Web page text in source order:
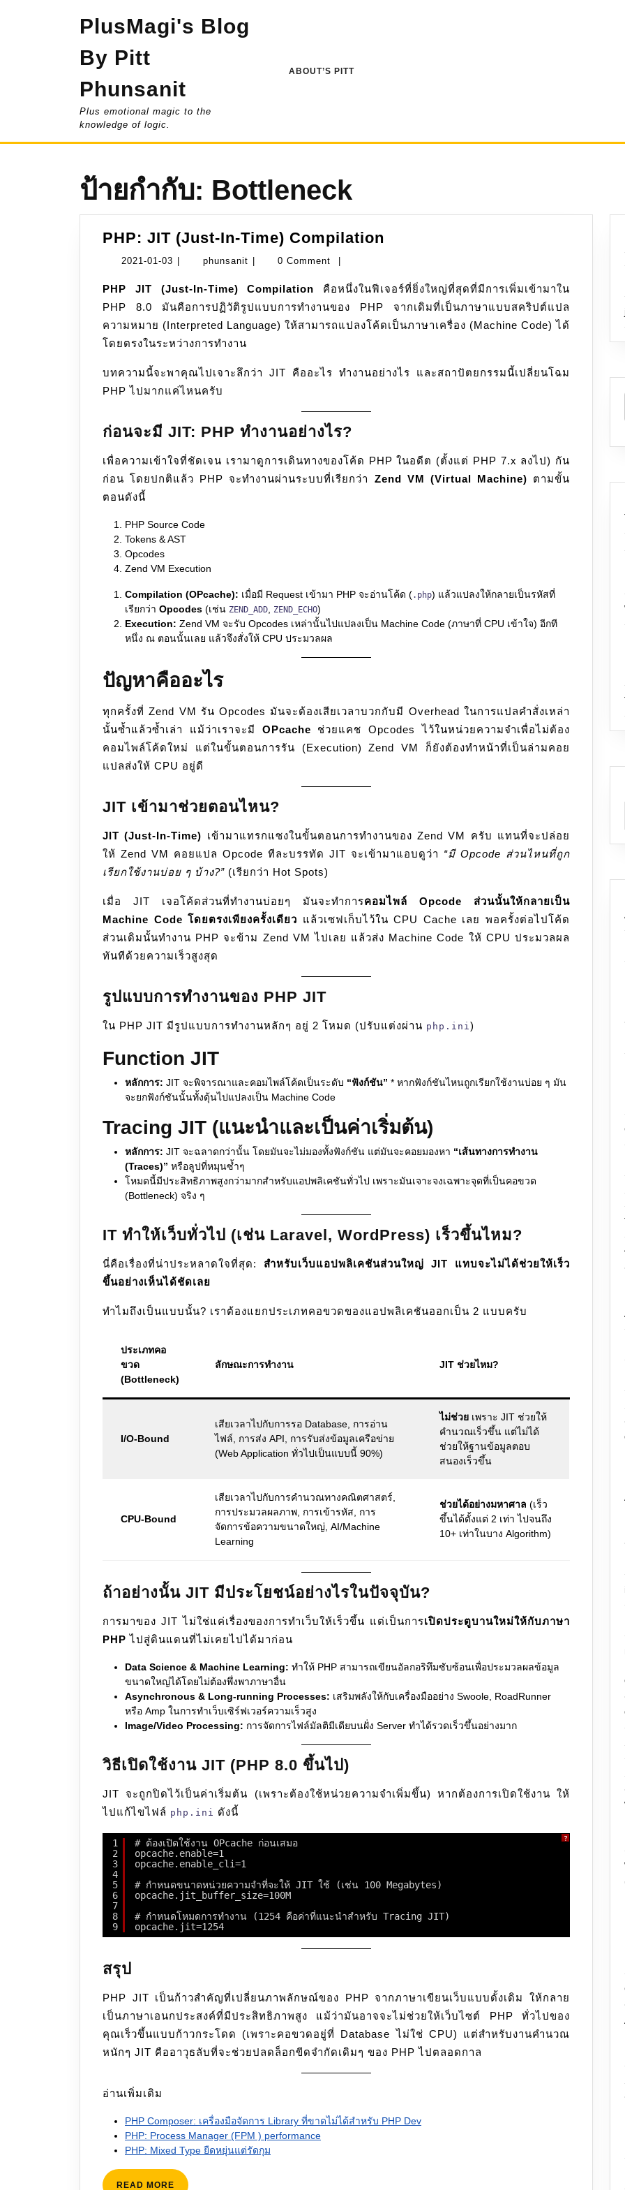
PlusMagi's Blog
By Pitt
Phunsanit
Plus emotional magic to the
knowledge of logic.
ABOUT’S PITT
ป้ายกำกับ: Bottleneck
PHP: JIT (Just-In-Time) Compilation
In-
Time)
Compilation
2021-01-03 2021-
03
phunsanit phunsanit0 Comment
PHP JIT (Just-In-Time) Compilation คือหนึ่งในฟีเจอร์ที่ยิ่งใหญ่ที่สุดที่มีการเพิ่มเข้ามาใน
PHP 8.0 มันคือการปฏิวัติรูปแบบการทำงานของ PHP จากเดิมที่เป็นภาษาแบบสคริปต์แปล
ความหมาย (Interpreted Language) ให้สามารถแปลงโค้ดเป็นภาษาเครื่อง (Machine Code) ได้
โดยตรงในระหว่างการทำงาน
บทความนี้จะพาคุณไปเจาะลึกว่า JIT คืออะไร ทำงานอย่างไร และสถาปัตยกรรมนี้เปลี่ยนโฉม
PHP ไปมากแค่ไหนครับ
ก่อนจะมี JIT: PHP ทำงานอย่างไร?
เพื่อความเข้าใจที่ชัดเจน เรามาดูการเดินทางของโค้ด PHP ในอดีต (ตั้งแต่ PHP 7.x ลงไป) กัน
ก่อน โดยปกติแล้ว PHP จะทำงานผ่านระบบที่เรียกว่า Zend VM (Virtual Machine) ตามขั้น
ตอนดังนี้
PHP Source Code
Tokens & AST
Opcodes
Zend VM Execution
Compilation (OPcache): เมื่อมี Request เข้ามา PHP จะอ่านโค้ด (.php) แล้วแปลงให้กลายเป็นรหัสที่
เรียกว่า Opcodes (เช่น ZEND_ADD ZEND_ECHO)
Execution: Zend VM จะรับ Opcodes เหล่านั้นไปแปลงเป็น Machine Code (ภาษาที่ CPU เข้าใจ) อีกที
หนึ่ง ณ ตอนนั้นเลย แล้วจึงสั่งให้ CPU ประมวลผล
ปัญหาคืออะไร
ทุกครั้งที่ Zend VM รัน Opcodes มันจะต้องเสียเวลาบวกกับมี Overhead ในการแปลคำสั่งเหล่า
นั้นซ้ำแล้วซ้ำเล่า แม้ว่าเราจะมี OPcache ช่วยแคช Opcodes ไว้ในหน่วยความจำเพื่อไม่ต้อง
คอมไพล์โค้ดใหม่ แต่ในขั้นตอนการรัน (Execution) Zend VM ก็ยังต้องทำหน้าที่เป็นล่ามคอย
แปลส่งให้ CPU อยู่ดี
JIT เข้ามาช่วยตอนไหน?
JIT (Just-In-Time) เข้ามาแทรกแซงในขั้นตอนการทำงานของ Zend VM ครับ แทนที่จะปล่อย
ให้ Zend VM คอยแปล Opcode ทีละบรรทัด JIT จะเข้ามาแอบดูว่า “มี Opcode ส่วนไหนที่ถูก
เรียกใช้งานบ่อย ๆ บ้าง?” (เรียกว่า Hot Spots)
เมื่อ JIT เจอโค้ดส่วนที่ทำงานบ่อยๆ มันจะทำการคอมไพล์ Opcode ส่วนนั้นให้กลายเป็น
Machine Code โดยตรงเพียงครั้งเดียว แล้วเซฟเก็บไว้ใน CPU Cache เลย พอครั้งต่อไปโค้ด
ส่วนเดิมนั้นทำงาน PHP จะข้าม Zend VM ไปเลย แล้วส่ง Machine Code ให้ CPU ประมวลผล
ทันทีด้วยความเร็วสูงสุด
รูปแบบการทำงานของ PHP JIT
ใน PHP JIT มีรูปแบบการทำงานหลักๆ อยู่ 2 โหมด (ปรับแต่งผ่าน php.ini)
Function JIT
หลักการ: JIT จะพิจารณาและคอมไพล์โค้ดเป็นระดับ “ฟังก์ชัน” * หากฟังก์ชันไหนถูกเรียกใช้งานบ่อย ๆ มัน
จะยกฟังก์ชันนั้นทั้งดุ้นไปแปลงเป็น Machine Code
Tracing JIT (แนะนำและเป็นค่าเริ่มต้น)
หลักการ: JIT จะฉลาดกว่านั้น โดยมันจะไม่มองทั้งฟังก์ชัน แต่มันจะคอยมองหา “เส้นทางการทำงาน
(Traces)” หรือลูปที่หมุนซ้ำๆ
โหมดนี้มีประสิทธิภาพสูงกว่ามากสำหรับแอปพลิเคชันทั่วไป เพราะมันเจาะจงเฉพาะจุดที่เป็นคอขวด
(Bottleneck) จริง ๆ
IT ทำให้เว็บทั่วไป (เช่น Laravel, WordPress) เร็วขึ้นไหม?
นี่คือเรื่องที่น่าประหลาดใจที่สุด: สำหรับเว็บแอปพลิเคชันส่วนใหญ่ JIT แทบจะไม่ได้ช่วยให้เร็ว
ขึ้นอย่างเห็นได้ชัดเลย
ทำไมถึงเป็นแบบนั้น? เราต้องแยกประเภทคอขวดของแอปพลิเคชันออกเป็น 2 แบบครับ
ประเภทคอ
ขวด
(Bottleneck)
ลักษณะการทำงาน JIT ช่วยไหม?
I/O-Bound
เสียเวลาไปกับการรอ Database, การอ่าน
ไฟล์, การส่ง API, การรับส่งข้อมูลเครือข่าย
(Web Application ทั่วไปเป็นแบบนี้ 90%)
ไม่ช่วย เพราะ JIT ช่วยให้
คำนวณเร็วขึ้น แต่ไม่ได้
ช่วยให้ฐานข้อมูลตอบ
สนองเร็วขึ้น
CPU-Bound
เสียเวลาไปกับการคำนวณทางคณิตศาสตร์,
การประมวลผลภาพ, การเข้ารหัส, การ
จัดการข้อความขนาดใหญ่, AI/Machine
Learning
ช่วยได้อย่างมหาศาล (เร็ว
ขึ้นได้ตั้งแต่ 2 เท่า ไปจนถึง
10+ เท่าในบาง Algorithm)
ถ้าอย่างนั้น JIT มีประโยชน์อย่างไรในปัจจุบัน?
การมาของ JIT ไม่ใช่แค่เรื่องของการทำเว็บให้เร็วขึ้น แต่เป็นการเปิดประตูบานใหม่ให้กับภาษา
PHP ไปสู่ดินแดนที่ไม่เคยไปได้มาก่อน
Data Science & Machine Learning: ทำให้ PHP สามารถเขียนอัลกอริทึมซับซ้อนเพื่อประมวลผลข้อมูล
ขนาดใหญ่ได้โดยไม่ต้องพึ่งพาภาษาอื่น
Asynchronous & Long-running Processes: เสริมพลังให้กับเครื่องมืออย่าง Swoole, RoadRunner
หรือ Amp ในการทำเว็บเซิร์ฟเวอร์ความเร็วสูง
Image/Video Processing: การจัดการไฟล์มัลติมีเดียบนฝั่ง Server ทำได้รวดเร็วขึ้นอย่างมาก
วิธีเปิดใช้งาน JIT (PHP 8.0 ขึ้นไป)
JIT จะถูกปิดไว้เป็นค่าเริ่มต้น (เพราะต้องใช้หน่วยความจำเพิ่มขึ้น) หากต้องการเปิดใช้งาน ให้
ไปแก้ไขไฟล์ php.ini ดังนี้
?
1
2
3
4
5
6
7
8
9
# ต้องเปิดใช้งาน OPcache ก่อนเสมอ
opcache.enable=1
opcache.enable_cli=1
# กำหนดขนาดหน่วยความจำที่จะให้ JIT ใช้ (เช่น 100 Megabytes)
opcache.jit_buffer_size=100M
# กำหนดโหมดการทำงาน (1254 คือค่าที่แนะนำสำหรับ Tracing JIT)
opcache.jit=1254
สรุป
PHP JIT เป็นก้าวสำคัญที่เปลี่ยนภาพลักษณ์ของ PHP จากภาษาเขียนเว็บแบบดั้งเดิม ให้กลาย
เป็นภาษาเอนกประสงค์ที่มีประสิทธิภาพสูง แม้ว่ามันอาจจะไม่ช่วยให้เว็บไซต์ PHP ทั่วไปของ
คุณเร็วขึ้นแบบก้าวกระโดด (เพราะคอขวดอยู่ที่ Database ไม่ใช่ CPU) แต่สำหรับงานคำนวณ
หนักๆ JIT คืออาวุธลับที่จะช่วยปลดล็อกขีดจำกัดเดิมๆ ของ PHP ไปตลอดกาล
อ่านเพิ่มเติม
PHP Composer: เครื่องมือจัดการ Library ที่ขาดไม่ได้สำหรับ PHP Dev
PHP: Process Manager (FPM ) performance
PHP: Mixed Type ยืดหยุ่นแต่รัดกุม
READ MORE READ